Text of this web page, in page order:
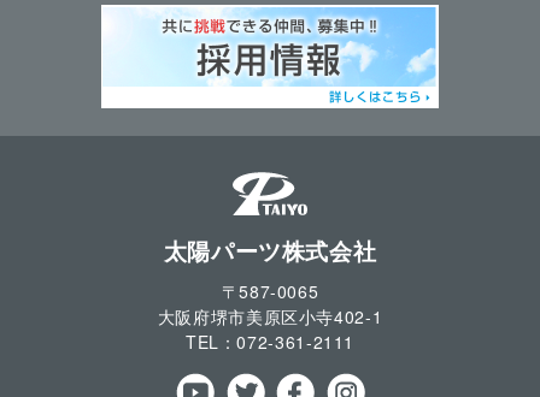
太陽パーツ株式会社
〒587-0065
大阪府堺市美原区小寺402-1
TEL：072-361-2111